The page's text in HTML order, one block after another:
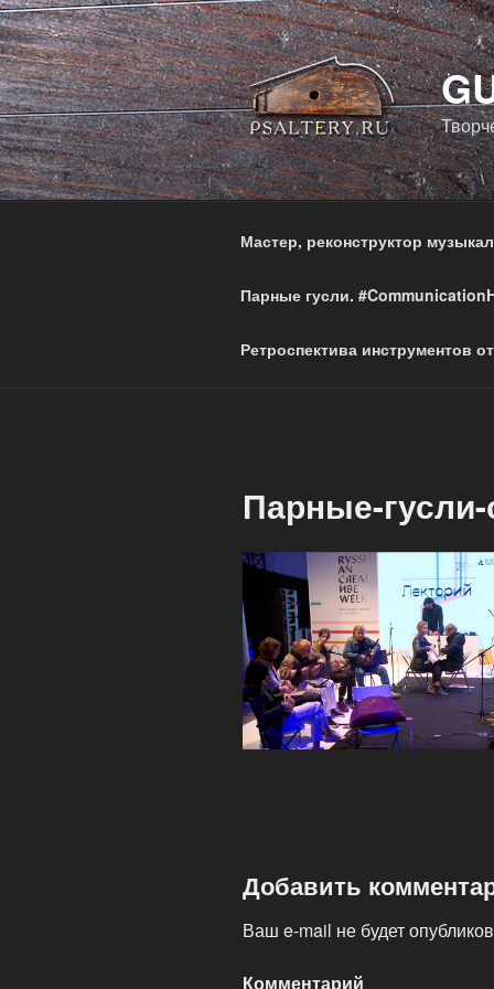
Перейти
к
содержимому
Мастер, реконструктор
Парные гусли.
Ретроспектива инструментов
Парные-
Добавить
Ваш e-mail не будет
Комментарий